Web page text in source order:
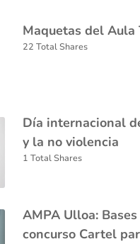
Maquetas del Aula
22 Total Shares
Día internacional
y la no violencia
1 Total Shares
AMPA Ulloa:
concurso Cartel